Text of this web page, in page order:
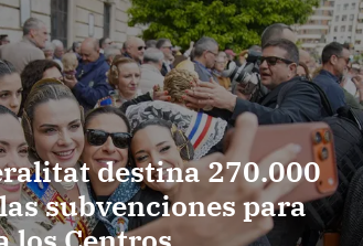
destina 270.000
subvenciones para